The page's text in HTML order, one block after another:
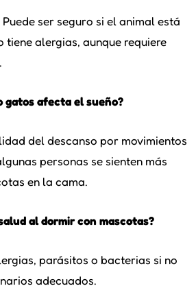
ser seguro si el animal está
tiene alergias, aunque requiere
gatos afecta el sueño?
del descanso por movimientos
personas se sienten más
en la cama.
al dormir con mascotas?
parásitos o bacterias si no
adecuados.